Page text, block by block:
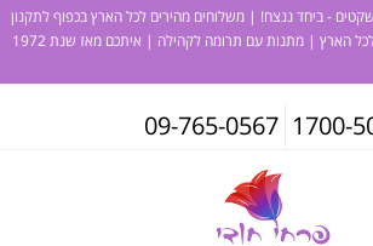
- ביחד ננצח! | משלוחים מהירים לכל הארץ בכפוף לתקנון
הארץ | מתנות עם תרומה לקהילה | איתכם מאז שנת 1972
1700-
09-765-0567